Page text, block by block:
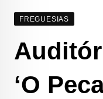
FREGUESIAS
‘O